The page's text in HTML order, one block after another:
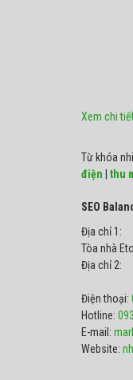
Xem chi
Từ khóa
điện
thu
SEO
Địa chỉ 1:
Tòa nhà
Địa chỉ 2:
Điện thoại:
Hotline:
E-mail:
Website: